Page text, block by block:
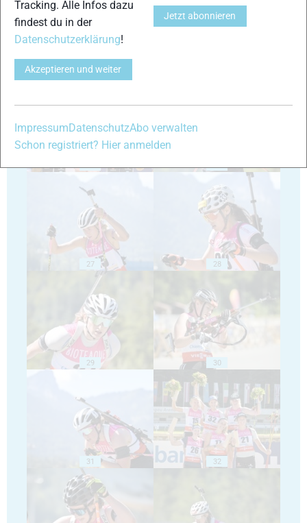
23
27 28
29 30
31 32
Tracking. Alle Infos dazu
findest du in der
Datenschutzerklärung!
Akzeptieren und weiter
Jetzt abonnieren
ImpressumDatenschutzAbo verwalten
Schon registriert? Hier anmelden